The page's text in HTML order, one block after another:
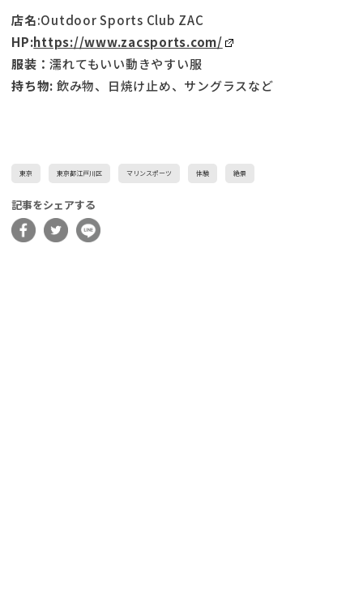
店名:Outdoor Sports Club ZAC
HP:https://www.zacsports.com/
服装：濡れてもいい動きやすい服
持ち物: 飲み物、日焼け止め、サングラスなど
東京 東京都江戸川区 マリンスポーツ 体験 絶景
記事をシェアする